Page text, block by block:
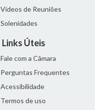
Vídeos de Reuniões
Solenidades
Links Úteis
Fale com a Câmara
Perguntas Frequentes
Acessibilidade
Termos de uso